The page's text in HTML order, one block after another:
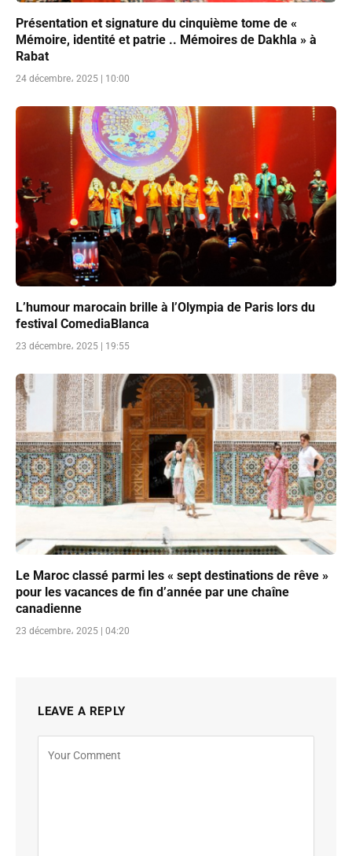
Présentation et signature du cinquième tome de «
Mémoire, identité et patrie .. Mémoires de Dakhla » à
Rabat
24 décembre، 2025 | 10:00
L’humour marocain brille à l’Olympia de Paris lors du
festival ComediaBlanca
23 décembre، 2025 | 19:55
Le Maroc classé parmi les « sept destinations de rêve »
pour les vacances de fin d’année par une chaîne
canadienne
23 décembre، 2025 | 04:20
LEAVE A REPLY